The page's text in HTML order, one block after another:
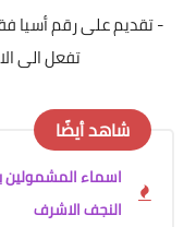
- تقديم على رقم أسيا
تفعل الى
شاهد أيضًا
اسماء
النجف الاشرف